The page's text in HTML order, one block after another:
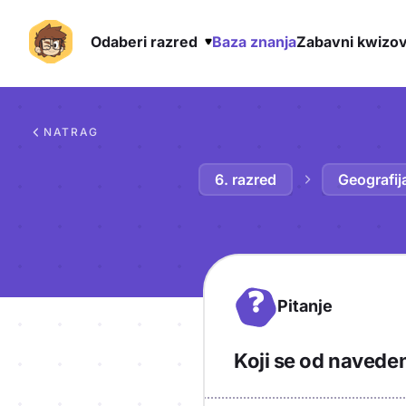
Odaberi razred Baza znanjaZabavni
NATRAG
6. razred
? Pitanje
Koji se od